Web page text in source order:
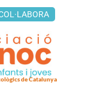
de Catalunya